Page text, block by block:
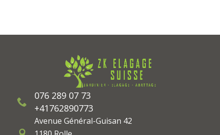
076 289 07 73
+41762890773
Avenue Général-Guisan 42